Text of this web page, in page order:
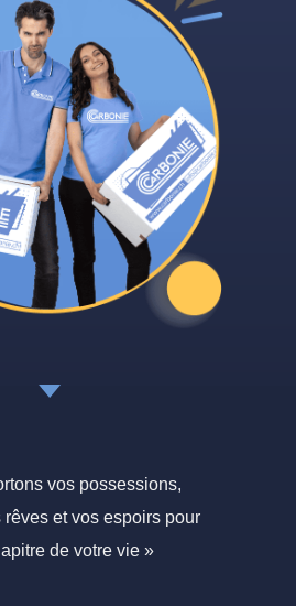
vos possessions,
rêves et vos espoirs pour
de votre vie »